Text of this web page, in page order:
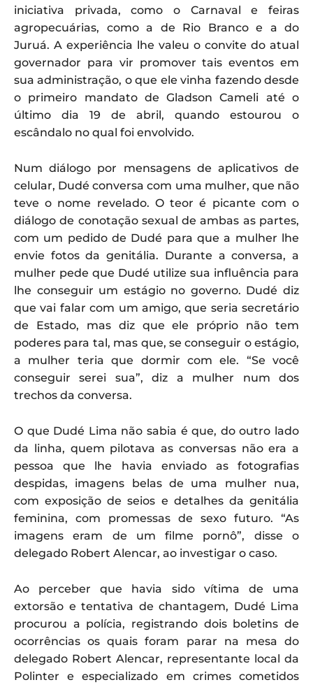
iniciativa privada, como o Carnaval e feiras
agropecuárias, como a de Rio Branco e a do
Juruá. A experiência lhe valeu o convite do atual
governador para vir promover tais eventos em
sua administração, o que ele vinha fazendo desde
o primeiro mandato de Gladson Cameli até o
último dia 19 de abril, quando estourou o
escândalo no qual foi envolvido.
Num diálogo por mensagens de aplicativos de
celular, Dudé conversa com uma mulher, que não
teve o nome revelado. O teor é picante com o
diálogo de conotação sexual de ambas as partes,
com um pedido de Dudé para que a mulher lhe
envie fotos da genitália. Durante a conversa, a
mulher pede que Dudé utilize sua influência para
lhe conseguir um estágio no governo. Dudé diz
que vai falar com um amigo, que seria secretário
de Estado, mas diz que ele próprio não tem
poderes para tal, mas que, se conseguir o estágio,
a mulher teria que dormir com ele. “Se você
conseguir serei sua”, diz a mulher num dos
trechos da conversa.
O que Dudé Lima não sabia é que, do outro lado
da linha, quem pilotava as conversas não era a
pessoa que lhe havia enviado as fotografias
despidas, imagens belas de uma mulher nua,
com exposição de seios e detalhes da genitália
feminina, com promessas de sexo futuro. “As
imagens eram de um filme pornô”, disse o
delegado Robert Alencar, ao investigar o caso.
Ao perceber que havia sido vítima de uma
extorsão e tentativa de chantagem, Dudé Lima
procurou a polícia, registrando dois boletins de
ocorrências os quais foram parar na mesa do
delegado Robert Alencar, representante local da
Polinter e especializado em crimes cometidos